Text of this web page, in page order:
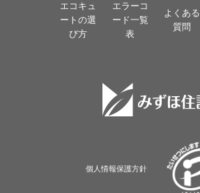
エコキュ
ートの選
び方
エラーコ
ード一覧
表
よくある
質問
個人情報保護方針